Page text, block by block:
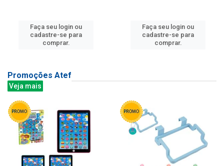
Faça seu login ou
cadastre-se para
comprar.
Faça seu login ou
cadastre-se para
comprar.
Promoções Atef
Veja mais